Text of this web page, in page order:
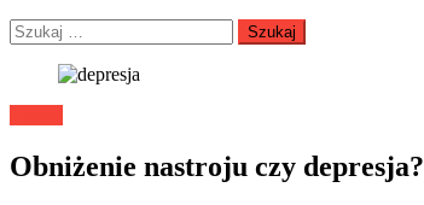
Szukaj:
Obniżenie nastroju czy depresja?